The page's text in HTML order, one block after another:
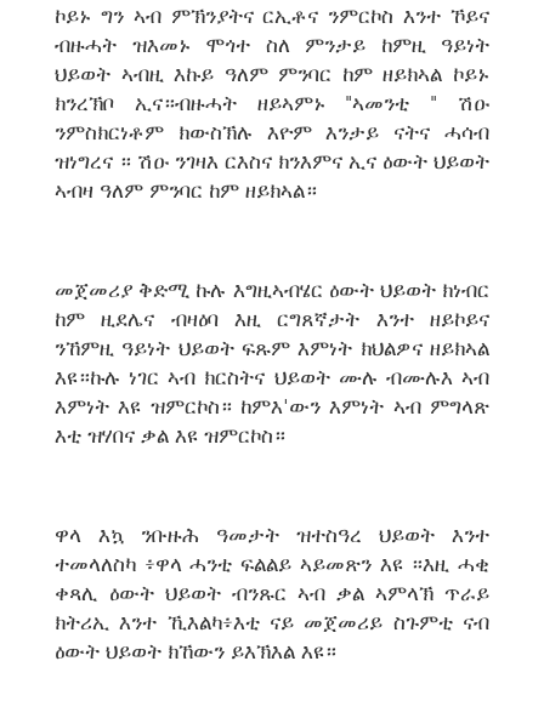
ኮይኑ ግን ኣብ ምኽንያትና ርኢቶና ንምርኮስ እንተ ኾይና
ብዙሓት ዝእመኑ ሞጎተ ስለ ምንታይ ከምዚ ዓይነት
ህይወት ኣብዚ እኩይ ዓለም ምንባር ከም ዘይክኣል ኮይኑ
ክንረኽቦ ኢና።ብዙሓት ዘይኣምኑ "ኣመንቲ " ሽዑ
ንምስክርነቶም ክውስኽሉ እዮም እንታይ ናትና ሓሳብ
ዝነግረና ። ሽዑ ንገዛእ ርእስና ክንእምና ኢና ዕውት ህይወት
ኣብዛ ዓለም ምንባር ከም ዘይክኣል።
መጀመሪያ ቅድሚ ኩሉ እግዚኣብሄር ዕውት ህይወት ክነብር
ከም ዚደሌና ብዛዕባ እዚ ርግጸኛታት እንተ ዘይኮይና
ንኸምዚ ዓይነት ህይወት ፍጹም እምነት ክህልዎና ዘይክኣል
እዩ።ኩሉ ነገር ኣብ ክርስትና ህይወት ሙሉ ብሙሉእ ኣብ
እምነት እዩ ዝምርኮስ። ከምእ'ውን እምነት ኣብ ምግላጽ
እቲ ዝሃበና ቃል እዩ ዝምርኮስ።
ዋላ እኳ ንቡዙሕ ዓመታት ዝተስዓረ ህይወት እንተ
ተመላለስካ ፥ዋላ ሓንቲ ፍልልይ ኣይመጽን እዩ ።እዚ ሓቂ
ቀጻሊ ዕውት ህይወት ብንጹር ኣብ ቃል ኣምላኽ ጥራይ
ክትሪኢ እንተ ኺእልካ፥እቲ ናይ መጀመሪይ ስጉምቲ ናብ
ዕውት ህይወት ክኸውን ይእኽእል እዩ።